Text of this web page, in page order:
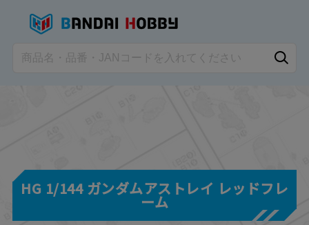
HG 1/144 ガンダムアストレイ レッドフレ
ーム